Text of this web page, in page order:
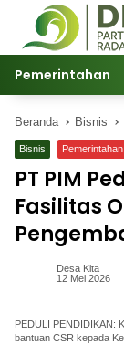
Langsung
konten
Pemerintahan
Beranda Bisnis
Bisnis Pemerintahan
PT PIM
Fasilitas
Desa Kita
12 Mei 2026
PEDULI PENDIDIKAN:
bantuan CSR kepada